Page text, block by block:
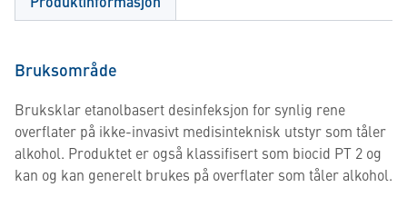
Bruksområde
Bruksklar etanolbasert desinfeksjon for synlig rene
overflater på ikke-invasivt medisinteknisk utstyr som tåler
alkohol. Produktet er også klassifisert som biocid PT 2 og
kan og kan generelt brukes på overflater som tåler alkohol.